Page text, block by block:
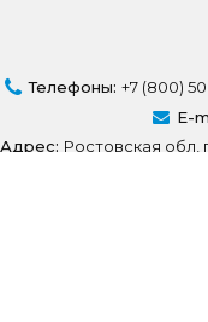
Телефоны: +7 (800)
E-
Адрес: Ростовская обл,